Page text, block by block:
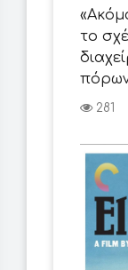
το
πόρων
281